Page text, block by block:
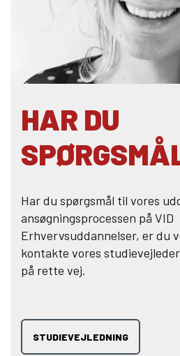
HAR DU
Har du spørgsmål til vores
ansøgningsprocessen på VID
Erhvervsuddannelser, er du
kontakte vores
på rette vej.
STUDIEVEJLEDNING